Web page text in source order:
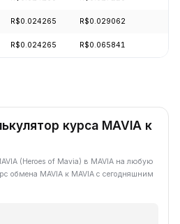
R$0.024265 R$0.029062
R$0.024265 R$0.065841
курса MAVIA к
(Heroes of Mavia) в MAVIA на любую
обмена MAVIA к MAVIA с сегодняшним